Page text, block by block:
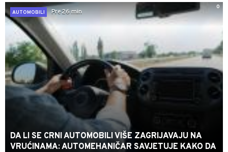
0
AUTOMOBILI
Pre 26 min
DA LI SE CRNI AUTOMOBILI VIŠE ZAGRIJAVAJU NA
VRUĆINAMA: AUTOMEHANIČAR SAVJETUJE KAKO DA